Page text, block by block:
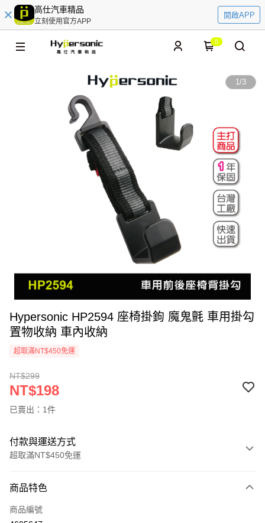
高仕汽車精品
立刻使用官方APP
開啟APP
0
1/3
Hypersonic HP2594 座椅掛鉤 魔鬼氈 車用掛勾
置物收納 車內收納
超取滿NT$450免運
NT$299
NT$198
已賣出：1件
付款與運送方式
超取滿NT$450免運
信用卡一次付款
信用卡分期付款
商品特色
商品編號